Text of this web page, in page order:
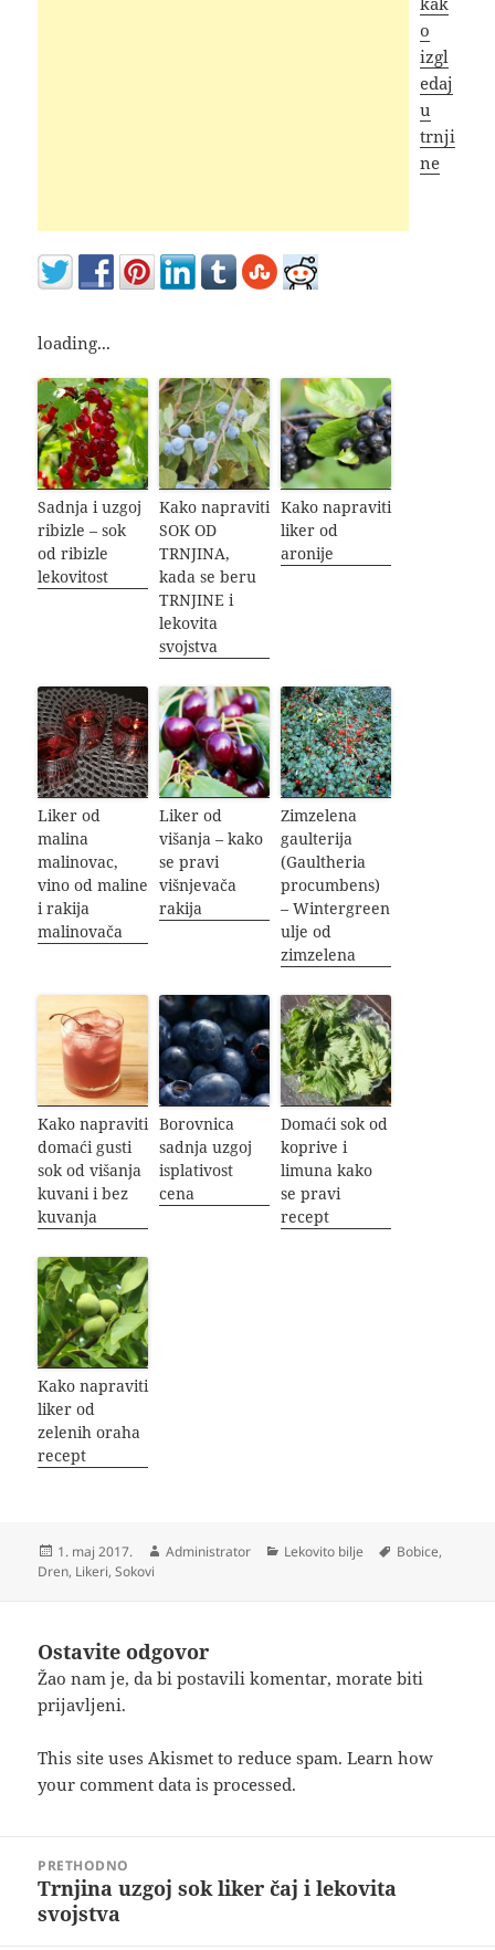
o
izgl
edaj
u
trnji
ne
loading...
Sadnja i uzgoj
ribizle – sok
od ribizle
lekovitost
Kako napraviti
SOK OD
TRNJINA,
kada se beru
TRNJINE i
lekovita
svojstva
Kako napraviti
liker od
aronije
Liker od
malina
malinovac,
vino od maline
i rakija
malinovača
Liker od
višanja – kako
se pravi
višnjevača
rakija
Zimzelena
gaulterija
(Gaultheria
procumbens)
– Wintergreen
ulje od
zimzelena
Kako napraviti
domaći gusti
sok od višanja
kuvani i bez
kuvanja
Borovnica
sadnja uzgoj
isplativost
cena
Domaći sok od
koprive i
limuna kako
se pravi
recept
Kako napraviti
liker od
zelenih oraha
recept
Objavljeno
1. maj 2017. Autor
Administrator Kategorije
Lekovito bilje Oznake
Bobice,
Dren, Likeri,Sokovi
Ostavite odgovor
Žao nam je, da bi postavili komentar, moratebiti
prijavljeni.
This site uses Akismet to reduce spam.Learn how
your comment data is processed.
člankaPRETHODNO
Prethodni
članak:
Trnjina uzgoj sok liker čaj i lekovita
svojstva